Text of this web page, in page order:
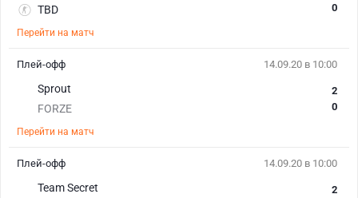
TBD
0
Перейти на матч
14.09.20 в 10:00
Sprout
FORZE
2
0
Перейти на матч
Плей-офф
14.09.20 в 10:00
Team Secret
2
Плей-офф